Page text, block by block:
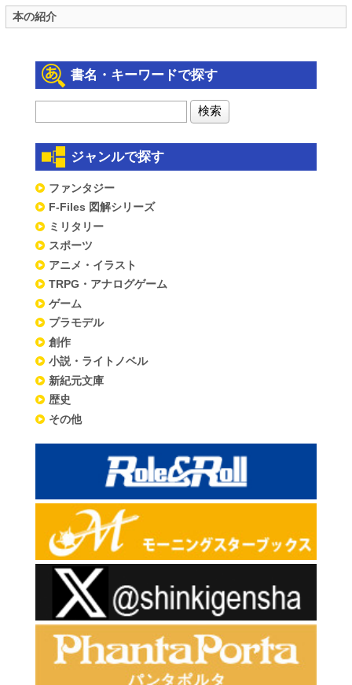
本の紹介
書名・キーワードで探す
ジャンルで探す
ファンタジー
F-Files 図解シリーズ
ミリタリー
スポーツ
アニメ・イラスト
TRPG・アナログゲーム
ゲーム
プラモデル
創作
小説・ライトノベル
新紀元文庫
歴史
その他